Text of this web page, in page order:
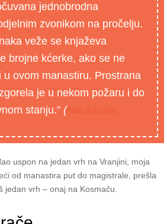
jednobrodna
zvonikom na pročelju.
veže se knjaževa
brojne kćerke, ako se ne
u ovom manastiru. Prostrana
je u nekom požaru i do
stanju.” (Nacionalni
uspon na jedan vrh na Vranjini, moja
od manastira put do magistrale, prešla
jedan vrh – onaj na Kosmaču.